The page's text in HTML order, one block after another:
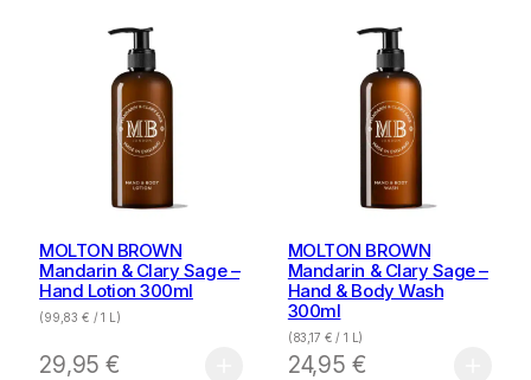
MOLTON BROWN
Mandarin & Clary Sage –
Hand Lotion 300ml
(99,83 € / 1 L)
29,95€
MOLTON BROWN
Mandarin & Clary Sage –
Hand & Body Wash
300ml
(83,17 € / 1 L)
24,95 €